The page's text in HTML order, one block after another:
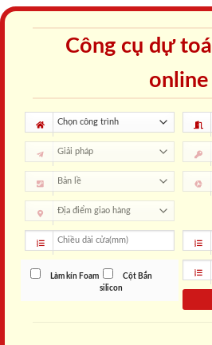
Công cụ dự
online
Làm kín Foam
Cột Bắn
silicon